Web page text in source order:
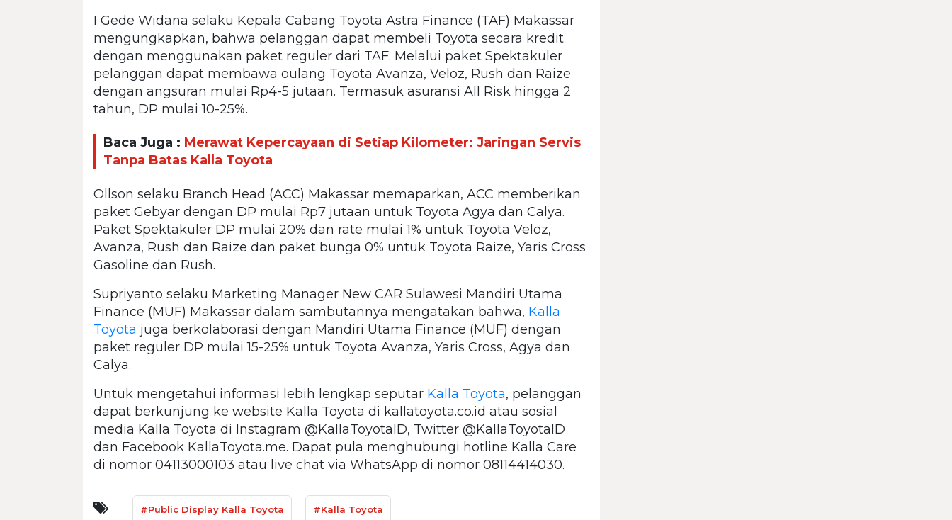
I Gede Widana selaku Kepala Cabang Toyota Astra Finance (TAF) Makassar
mengungkapkan, bahwa pelanggan dapat membeli Toyota secara kredit
dengan menggunakan paket reguler dari TAF. Melalui paket Spektakuler
pelanggan dapat membawa oulang Toyota Avanza, Veloz, Rush dan Raize
dengan angsuran mulai Rp4-5 jutaan. Termasuk asuransi All Risk hingga 2
tahun, DP mulai 10-25%.
Baca Juga : Merawat Kepercayaan di Setiap Kilometer: Jaringan Servis
Tanpa Batas Kalla Toyota
Ollson selaku Branch Head (ACC) Makassar memaparkan, ACC memberikan
paket Gebyar dengan DP mulai Rp7 jutaan untuk Toyota Agya dan Calya.
Paket Spektakuler DP mulai 20% dan rate mulai 1% untuk Toyota Veloz,
Avanza, Rush dan Raize dan paket bunga 0% untuk Toyota Raize, Yaris Cross
Gasoline dan Rush.
Supriyanto selaku Marketing Manager New CAR Sulawesi Mandiri Utama
Finance (MUF) Makassar dalam sambutannya mengatakan bahwa, Kalla
Toyota juga berkolaborasi dengan Mandiri Utama Finance (MUF) dengan
paket reguler DP mulai 15-25% untuk Toyota Avanza, Yaris Cross, Agya dan
Calya.
Untuk mengetahui informasi lebih lengkap seputar Kalla Toyota, pelanggan
dapat berkunjung ke website Kalla Toyota di kallatoyota.co.id atau sosial
media Kalla Toyota di Instagram @KallaToyotaID, Twitter @KallaToyotaID
dan Facebook KallaToyota.me. Dapat pula menghubungi hotline Kalla Care
di nomor 04113000103 atau live chat via WhatsApp di nomor 08114414030.
#Public Display Kalla Toyota #Kalla Toyota